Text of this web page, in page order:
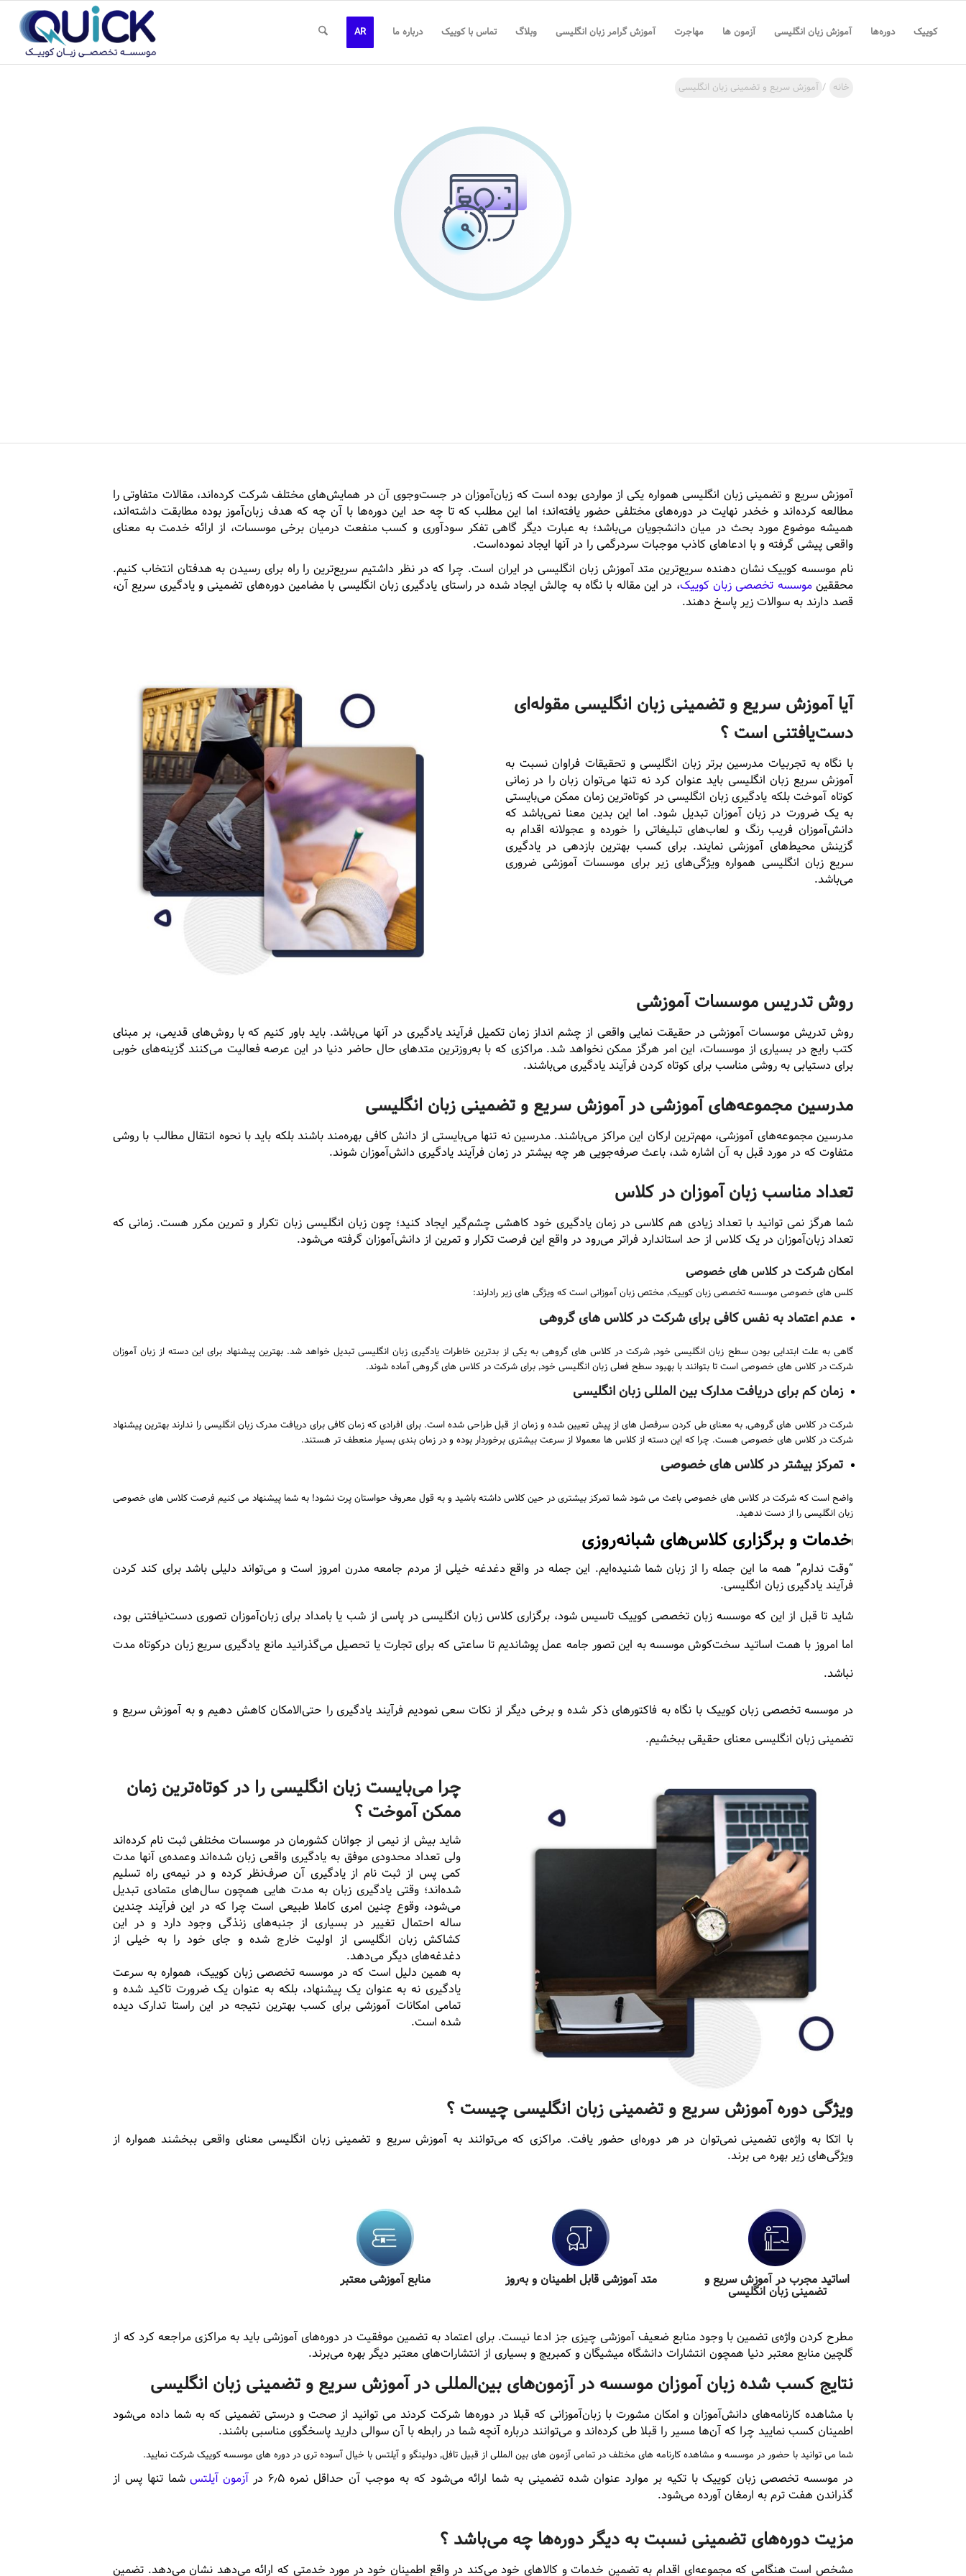
کوییک دوره‌ها آموزش زبان انگلیسی آزمون ها مهاجرت آموزش گرامر زبان انگلیسی وبلاگ تماس با کوییک درباره ما AR
خانه / آموزش سریع و تضمینی زبان انگلیسی
آموزش سریع و تضمینی زبان انگلیسی همواره یکی از مواردی بوده است که زبان‌آموزان در جست‌وجوی آن در همایش‌های مختلف شرکت کرده‌اند، مقالات متفاوتی را
مطالعه کرده‌اند و خخدر نهایت در دوره‌های مختلفی حضور یافته‌اند؛ اما این مطلب که تا چه حد این دوره‌ها با آن چه که هدف زبان‌آموز بوده مطابقت داشته‌اند،
همیشه موضوع مورد بحث در‌ میان دانشجویان می‌باشد؛ به عبارت دیگر گاهی تفکر سودآوری و کسب منفعت درمیان برخی موسسات، از ارائه خدمت به معنای
واقعی پیشی گرفته و با ادعاهای کاذب موجبات سردرگمی را در آنها ایجاد نموده‌است.
نام موسسه کوییک نشان دهنده سریع‌ترین متد آموزش زبان انگلیسی در ایران است. چرا که در نظر داشتیم سریع‌ترین را راه برای رسیدن به هدفتان انتخاب کنیم.
محققینموسسه تخصصی زبان کوییک، در این مقاله با نگاه به چالش ایجاد شده در راستای یادگیری زبان انگلیسی با مضامین دوره‌های تضمینی و یادگیری سریع آن،
قصد دارند به سوالات زیر پاسخ دهند.
آیا آموزش سریع و تضمینی زبان انگلیسی مقوله‌ای
دست‌یافتنی است ؟
با نگاه به تجربیات مدرسین برتر زبان انگلیسی و تحقیقات فراوان نسبت به
آموزش سریع زبان انگلیسی باید عنوان کرد نه تنها می‌توان زبان را در زمانی
کوتاه آموخت بلکه یادگیری زبان انگلیسی در کوتاه‌ترین زمان ممکن می‌بایستی
به یک ضرورت در زبان آموزان تبدیل شود. اما این بدین معنا نمی‌باشد که
دانش‌آموزان فریب رنگ و لعاب‌های تبلیغاتی را خورده و عجولانه اقدام به
گزینش محیط‌های آموزشی نمایند. برای کسب بهترین بازدهی در یادگیری
سریع زبان انگلیسی همواره ویژگی‌های زیر برای موسسات آموزشی ضروری
می‌باشد.
روش تدریس موسسات آموزشی
روش تدریش موسسات آموزشی در حقیقت نمایی واقعی از چشم انداز زمان تکمیل فرآیند یادگیری در آنها می‌‍‌‌‌‌‌‌‌باشد. باید باور کنیم که با روش‌‌‌‌های قدیمی، بر مبنای
کتب رایج در بسیاری از موسسات، این امر هرگز ممکن نخواهد ‌شد. مراکزی که با به‌روزترین متد‌های حال حاضر دنیا در این عرصه فعالیت می‌کنند گزینه‌های خوبی
برای دستیابی به روشی مناسب برای کوتاه کردن فرآیند یادگیری می‌باشند.
مدرسین مجموعه‌های آموزشی در آموزش سریع و تضمینی زبان انگلیسی
مدرسین مجموعه‌های آموزشی، مهم‌ترین ارکان این مراکز می‌باشند. مدرسین نه تنها می‌بایستی از دانش کافی بهره‌مند باشند بلکه باید با نحوه انتقال مطالب با روشی
متفاوت که در مورد قبل به آن اشاره شد، باعث صرفه‌جویی هر چه بیشتر در زمان فرآیند یادگیری دانش‌آموزان شوند.
تعداد مناسب زبان آموزان در کلاس
شما هرگز نمی توانید با تعداد زیادی هم کلاسی در زمان یادگیری خود کاهشی چشم‌گیر ایجاد کنید؛ چون زبان انگلیسی زبان تکرار و تمرین مکرر هست. زمانی که
تعداد زبان‌آموزان در یک کلاس از حد استاندارد فراتر می‌رود در ‌واقع این فرصت تکرار و تمرین از دانش‌آموزان گرفته‌ می‌شود.
امکان شرکت در کلاس های خصوصی
کلس های خصوصی موسسه تخصصی زبان کوییک٬ مختص زبان آموزانی است که ویژگی های زیر رادارند:
عدم اعتماد به نفس کافی برای شرکت در کلاس های گروهی
گاهی به علت ابتدایی بودن سطح زبان انگلیسی خود٬ شرکت در کلاس های گروهی به یکی از بدترین خاطرات یادگیری زبان انگلیسی تبدیل خواهد شد. بهترین پیشنهاد برای این دسته از زبان آموزان
شرکت در کلاس های خصوصی است تا بتوانند با بهبود سطح فعلی زبان انگلیسی خود٬ برای شرکت در کلاس های گروهی آماده شوند.
زمان کم برای دریافت مدارک بین المللی زبان انگلیسی
شرکت در کلاس های گروهی٬ به معنای طی کردن سرفصل های از پیش تعیین شده و زمان از قبل طراحی شده است. برای افرادی که زمان کافی برای دریافت مدرک زبان انگلیسی را ندارند بهترین پیشنهاد
شرکت در کلاس های خصوصی هست. چرا که این دسته از کلاس ها معمولا از سرعت بیشتری برخوردار بوده و در زمان بندی بسیار منعطف تر هستند.
تمرکز بیشتر در کلاس های خصوصی
واضح است که شرکت در کلاس های خصوصی باعث می شود شما تمرکز بیشتری در حین کلاس داشته باشید و به قول معروف حواستان پرت نشود! به شما پیشنهاد می کنیم فرصت کلاس های خصوصی
زبان انگلیسی را از دست ندهید.
اخدمات و برگزاری کلاس‌های شبانه‌روزی
“وقت ندارم” همه ما این جمله را از زبان شما شنیده‌ایم. این جمله در واقع دغدغه خیلی از مردم جامعه مدرن امروز است و می‌تواند دلیلی باشد برای کند کردن
فرآیند یادگیری زبان انگلیسی.
شاید تا قبل از این که موسسه زبان تخصصی کوییک تاسیس شود، برگزاری کلاس زبان انگلیسی در پاسی از شب یا بامداد برای زبان‌آموزان تصوری دست‌نیافتنی بود،
اما امروز با همت اساتید سخت‌کوش موسسه به این تصور جامه عمل پوشاندیم تا ساعتی که برای تجارت یا تحصیل می‌گذرانید مانع یادگیری سریع زبان درکوتاه مدت
نباشد.
در موسسه تخصصی زبان کوییک با نگاه به فاکتورهای ذکر شده و برخی دیگر از نکات سعی نمودیم فرآیند یادگیری را حتی‌الامکان کاهش دهیم و به آموزش سریع و
تضمینی زبان انگلیسی معنای حقیقی ببخشیم.
چرا می‌بایست زبان انگلیسی را در کوتاه‌ترین زمان
ممکن آموخت ؟
شاید بیش از نیمی از جوانان کشورمان در موسسات مختلفی ثبت نام کرده‌اند
ولی تعداد محدودی موفق به یادگیری واقعی زبان شده‌اند وعمده‌ی آنها مدت
کمی پس از ثبت نام از یادگیری آن صرف‌نظر کرده و در نیمه‌ی راه تسلیم
شده‌اند؛ وقتی یادگیری زبان به مدت هایی همچون سال‌های متمادی تبدیل
می‌شود، وقوع چنین امری کاملا طبیعی است چرا که در این فرآیند چندین
ساله احتمال تغییر در بسیاری از جنبه‌های زنذگی وجود دارد و در این
کشاکش زبان انگلیسی از اولیت خارج شده و جای خود را به خیلی از
دغدغه‌های دیگر می‌دهد.
به همین دلیل است که در موسسه‌ تخصصی زبان کوییک، همواره به سرعت
یادگیری نه به عنوان یک پیشنهاد، بلکه به عنوان یک ضرورت تاکید شده و
تمامی امکانات آموزشی برای کسب بهترین نتیجه در این راستا تدارک دیده‌
شده است.
ویژگی دوره‌‌ آموزش سریع و تضمینی زبان انگلیسی چیست ؟
با اتکا به واژه‌ی تضمینی نمی‌توان در هر دوره‌ای حضور یافت. مراکزی که می‌توانند به آموزش سریع و تضمینی زبان انگلیسی معنای واقعی ببخشند همواره از
ویژگی‌های زیر بهره می برند.
اساتید مجرب در آموزش سریع و
تضمینی زبان انگلیسی
متد آموزشی قابل اطمینان و به‌روز منابع آموزشی معتبر
مطرح کردن واژه‌ی تضمین با وجود منابع ضعیف آموزشی چیزی جز ادعا نیست. برای اعتماد به تضمین موفقیت در دوره‌های آموزشی باید به مراکزی مراجعه کرد که از
گلچین منابع معتبر دنیا همچون انتشارات دانشگاه میشیگان و کمبریچ و بسیاری از انتشارات‌های معتبر دیگر بهره می‌برند.
نتایج کسب شده زبان آموزان موسسه در آزمون‌های بین‌المللی در آموزش سریع و تضمینی زبان انگلیسی
با مشاهده کارنامه‌های دانش‌آموزان و امکان مشورت با زبان‌آموزانی که قبلا در دوره‌ها شرکت کردند می توانید از صحت و درستی تضمینی که به شما داده می‌شود
اطمینان کسب نمایید چرا که آن‌ها مسیر را قبلا طی کرده‌اند و می‌توانند درباره آنچه شما در رابطه با آن سوالی دارید پاسخگوی مناسبی باشند.
شما می توانید با حضور در موسسه و مشاهده کارنامه های مختلف در تمامی آزمون های بین المللی از قبیل تافل٬ دولینگو و آیلتس با خیال آسوده تری در دوره های موسسه کوییک شرکت نمایید.
در موسسه تخصصی زبان کوییک با تکیه بر موارد عنوان شده تضمینی به شما ارائه می‌شود که به موجب آن حداقل نمره ۶٫۵ در آزمون آیلتس شما تنها پس از
گذراندن هفت ترم به ارمغان آورده می‌شود.
مزیت دوره‌های تضمینی نسبت به دیگر دوره‌ها چه می‌باشد ؟
مشخص است هنگامی که مجموعه‌ای اقدام به تضمین خدمات و کالاهای خود می‌کند در واقع اطمینان خود در مورد خدمتی که ارائه می‌دهد نشان می‌دهد. تضمین